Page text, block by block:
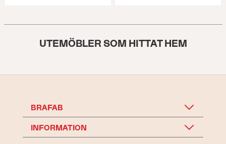
UTEMÖBLER SOM HITTAT HEM
BRAFAB
INFORMATION